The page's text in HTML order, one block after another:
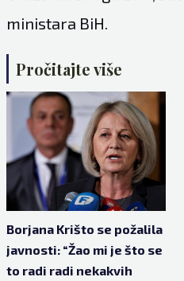
ministara BiH.
Pročitajte više
Borjana Krišto se požalila
javnosti: “Žao mi je što se
to radi radi nekakvih